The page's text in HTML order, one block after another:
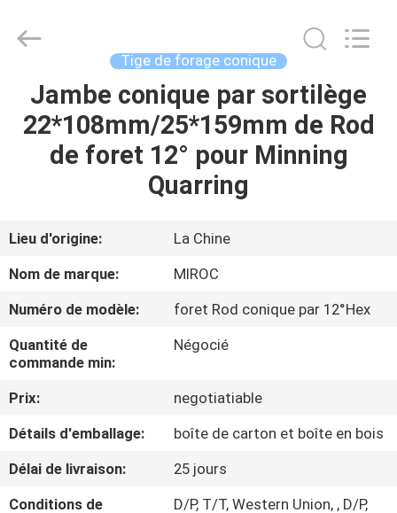
MAISON
AU
SUJET
DE
VISITE
CONTRÔLE
DE
(Beijing)
Reserved.
Tige de forage conique
Jambe conique par sortilège
22*108mm/25*159mm de Rod
de foret 12° pour Minning
Quarring
Lieu d'origine:
La Chine
Nom de marque:
MIROC
Numéro de modèle:
foret Rod conique par 12°Hex
Quantité de
commande min:
Négocié
Prix:
negotiatiable
Détails d'emballage:
boîte de carton et boîte en bois
Délai de livraison:
25 jours
Conditions de
D/P, T/T, Western Union, , D/P,